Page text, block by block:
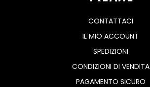
CONTATTACI
IL MIO ACCOUNT
SPEDIZIONI
CONDIZIONI DI VENDITA
PAGAMENTO SICURO